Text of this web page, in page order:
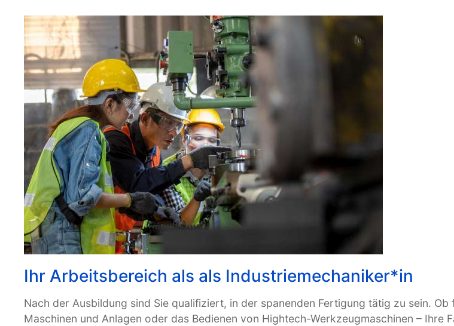
Ihr Arbeitsbereich als als Industriemechaniker*in
Nach der Ausbildung sind Sie qualifiziert, in der spanenden Fertigung tätig zu sein.
Maschinen und Anlagen oder das Bedienen von Hightech-Werkzeugmaschinen –